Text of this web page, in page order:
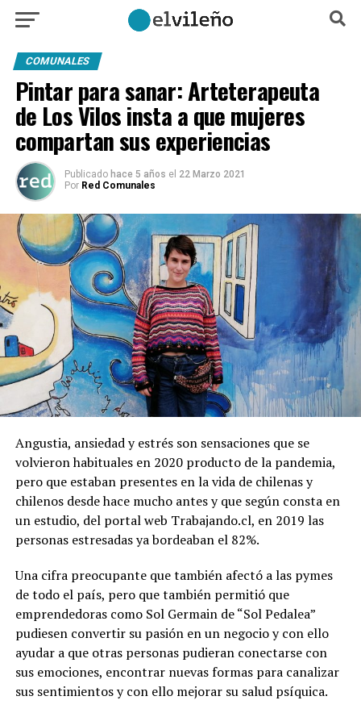
COMUNALES
Pintar para sanar: Arteterapeuta
de Los Vilos insta a que mujeres
compartan sus experiencias
Publicado hace 5 años el 22 Marzo 2021
Por Red Comunales
Angustia, ansiedad y estrés son sensaciones que se
volvieron habituales en 2020 producto de la pandemia,
pero que estaban presentes en la vida de chilenas y
chilenos desde hace mucho antes y que según consta en
un estudio, del portal web Trabajando.cl, en 2019 las
personas estresadas ya bordeaban el 82%.
Una cifra preocupante que también afectó a las pymes
de todo el país, pero que también permitió que
emprendedoras como Sol Germain de “Sol Pedalea”
pudiesen convertir su pasión en un negocio y con ello
ayudar a que otras personas pudieran conectarse con
sus emociones, encontrar nuevas formas para canalizar
sus sentimientos y con ello mejorar su salud psíquica.